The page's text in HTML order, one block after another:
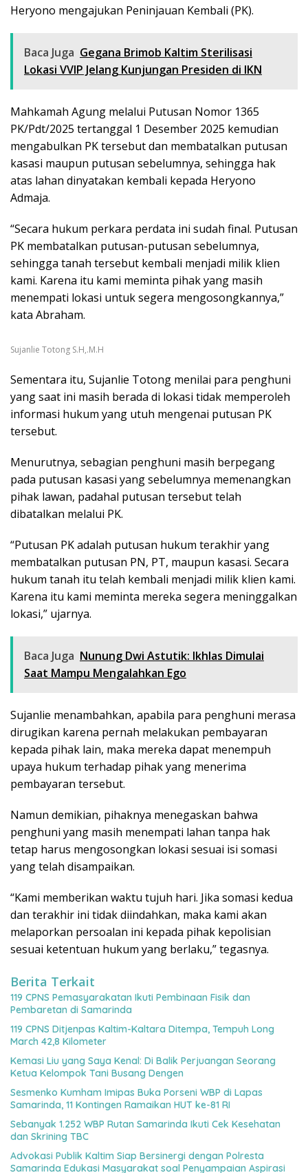
Heryono mengajukan Peninjauan Kembali (PK).
Baca Juga Gegana Brimob Kaltim Sterilisasi
Lokasi VVIP Jelang Kunjungan Presiden di IKN
Mahkamah Agung melalui Putusan Nomor 1365
PK/Pdt/2025 tertanggal 1 Desember 2025 kemudian
mengabulkan PK tersebut dan membatalkan putusan
kasasi maupun putusan sebelumnya, sehingga hak
atas lahan dinyatakan kembali kepada Heryono
Admaja.
“Secara hukum perkara perdata ini sudah final. Putusan
PK membatalkan putusan-putusan sebelumnya,
sehingga tanah tersebut kembali menjadi milik klien
kami. Karena itu kami meminta pihak yang masih
menempati lokasi untuk segera mengosongkannya,”
kata Abraham.
Sujanlie Totong S.H,.M.H
Sementara itu, Sujanlie Totong menilai para penghuni
yang saat ini masih berada di lokasi tidak memperoleh
informasi hukum yang utuh mengenai putusan PK
tersebut.
Menurutnya, sebagian penghuni masih berpegang
pada putusan kasasi yang sebelumnya memenangkan
pihak lawan, padahal putusan tersebut telah
dibatalkan melalui PK.
“Putusan PK adalah putusan hukum terakhir yang
membatalkan putusan PN, PT, maupun kasasi. Secara
hukum tanah itu telah kembali menjadi milik klien kami.
Karena itu kami meminta mereka segera meninggalkan
lokasi,” ujarnya.
Baca Juga Nunung Dwi Astutik: Ikhlas Dimulai
Saat Mampu Mengalahkan Ego
Sujanlie menambahkan, apabila para penghuni merasa
dirugikan karena pernah melakukan pembayaran
kepada pihak lain, maka mereka dapat menempuh
upaya hukum terhadap pihak yang menerima
pembayaran tersebut.
Namun demikian, pihaknya menegaskan bahwa
penghuni yang masih menempati lahan tanpa hak
tetap harus mengosongkan lokasi sesuai isi somasi
yang telah disampaikan.
“Kami memberikan waktu tujuh hari. Jika somasi kedua
dan terakhir ini tidak diindahkan, maka kami akan
melaporkan persoalan ini kepada pihak kepolisian
sesuai ketentuan hukum yang berlaku,” tegasnya.
Berita Terkait
119 CPNS Pemasyarakatan Ikuti Pembinaan Fisik dan
Pembaretan di Samarinda
119 CPNS Ditjenpas Kaltim-Kaltara Ditempa, Tempuh Long
March 42,8 Kilometer
Kemasi Liu yang Saya Kenal: Di Balik Perjuangan Seorang
Ketua Kelompok Tani Busang Dengen
Sesmenko Kumham Imipas Buka Porseni WBP di Lapas
Samarinda, 11 Kontingen Ramaikan HUT ke-81 RI
Sebanyak 1.252 WBP Rutan Samarinda Ikuti Cek Kesehatan
dan Skrining TBC
Advokasi Publik Kaltim Siap Bersinergi dengan Polresta
Samarinda Edukasi Masyarakat soal Penyampaian Aspirasi